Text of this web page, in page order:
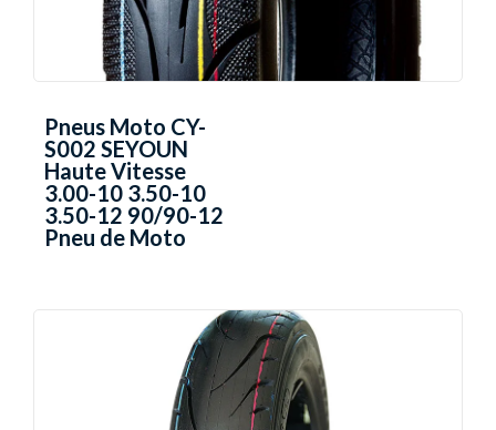
Pneus Moto CY-
S002 SEYOUN
Haute Vitesse
3.00-10 3.50-10
3.50-12 90/90-12
Pneu de Moto